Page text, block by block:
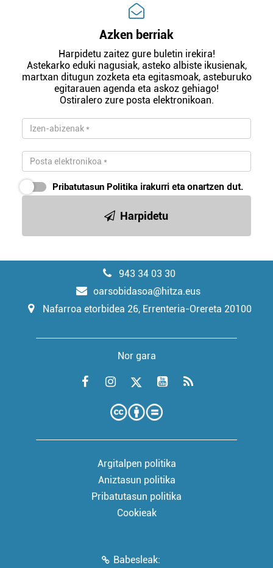
Azken berriak
Harpidetu zaitez gure buletin irekira!
Astekarko eduki nagusiak, asteko albiste ikusienak,
martxan ditugun zozketa eta egitasmoak, asteburuko
egitarauen agenda eta askoz gehiago!
Ostiralero zure posta elektronikoan.
Pribatutasun Politika irakurri eta onartzen dut.
Harpidetu
943 34 03 30
oarsobidasoa@hitza.eus
Nafarroa etorbidea 26, Errenteria-Orereta 20100
Nor gara
Argitalpen politika
Aniztasun politika
Pribatutasun politika
Cookieak
Babesleak: